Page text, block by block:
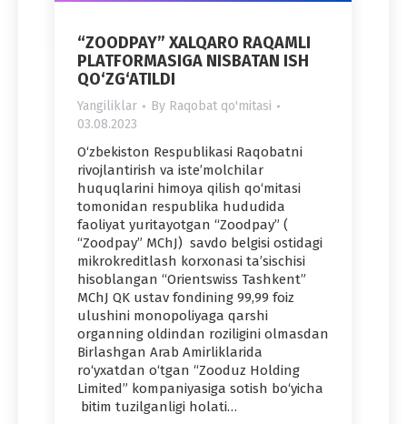
“ZOODPAY” XALQARO RAQAMLI
PLATFORMASIGA NISBATAN ISH
QO‘ZG‘ATILDI
Yangiliklar By Raqobat qo'mitasi
03.08.2023
O‘zbekiston Respublikasi Raqobatni
rivojlantirish va iste’molchilar
huquqlarini himoya qilish qo‘mitasi
tomonidan respublika hududida
faoliyat yuritayotgan “Zoodpay” (
“Zoodpay” MChJ) savdo belgisi ostidagi
mikrokreditlash korxonasi ta’sischisi
hisoblangan “Orientswiss Tashkent”
MChJ QK ustav fondining 99,99 foiz
ulushini monopoliyaga qarshi
organning oldindan roziligini olmasdan
Birlashgan Arab Amirliklarida
ro‘yxatdan o‘tgan “Zooduz Holding
Limited” kompaniyasiga sotish bo‘yicha
bitim tuzilganligi holati…